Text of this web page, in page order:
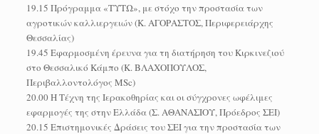
19.15 Πρόγραμμα «ΤΥΤΩ», με στόχο την προστασία των
αγροτικών καλλιεργειών (Κ. ΑΓΟΡΑΣΤΟΣ, Περιφερειάρχης
Θεσσαλίας)
19.45 Εφαρμοσμένη έρευνα για τη διατήρηση του Κιρκινεζιού
στο Θεσσαλικό Κάμπο (Κ. ΒΛΑΧΟΠΟΥΛΟΣ,
Περιβαλλοντολόγος MSc)
20.00 Η Τέχνη της Ιερακοθηρίας και οι σύγχρονες ωφέλιμες
εφαρμογές της στην Ελλάδα (Σ. ΑΘΑΝΑΣΙΟΥ, Πρόεδρος ΣΕΙ)
20.15 Επιστημονικές Δράσεις του ΣΕΙ για την προστασία των